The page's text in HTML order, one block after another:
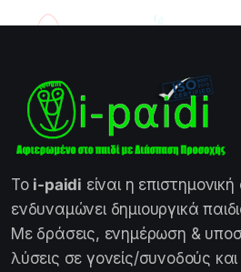
Το i-paidi είναι η
ενδυναμώνει δημιουργικά
Με δράσεις, ενημέρωση &
λύσεις σε γονείς/συνοδούς και